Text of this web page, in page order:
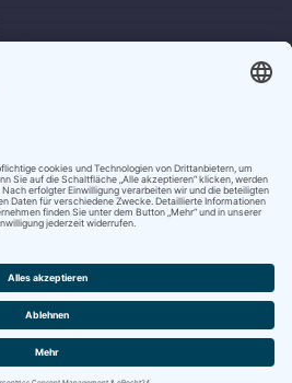
JOBS
BROSCHÜREN
DATENSCHUTZ